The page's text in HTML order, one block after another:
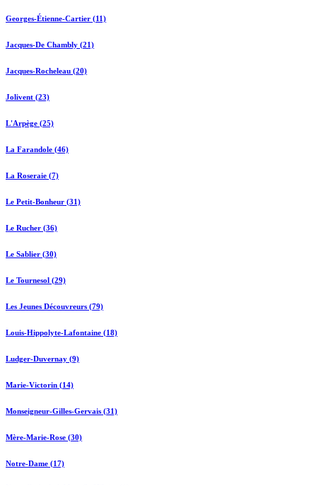
Georges-Étienne-Cartier (11)
Jacques-De Chambly (21)
Jacques-Rocheleau (20)
Jolivent (23)
L'Arpège (25)
La Farandole (46)
La Roseraie (7)
Le Petit-Bonheur (31)
Le Rucher (36)
Le Sablier (30)
Le Tournesol (29)
Les Jeunes Découvreurs (79)
Louis-Hippolyte-Lafontaine (18)
Ludger-Duvernay (9)
Marie-Victorin (14)
Monseigneur-Gilles-Gervais (31)
Mère-Marie-Rose (30)
Notre-Dame (17)